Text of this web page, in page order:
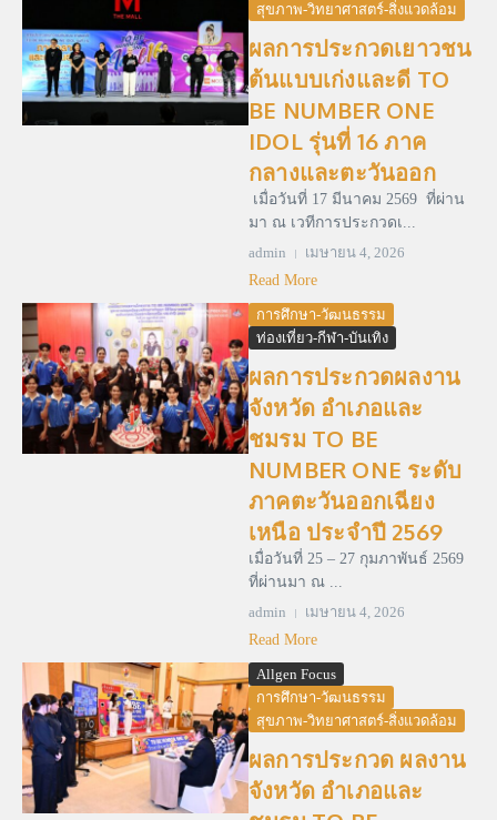
สุขภาพ-วิทยาศาสตร์-สิ่งแวดล้อม
ผลการประกวดเยาวชน
ต้นแบบเก่งและดี TO
BE NUMBER ONE
IDOL รุ่นที่ 16 ภาค
กลางและตะวันออก
เมื่อวันที่ 17 มีนาคม 2569 ที่ผ่าน
มา ณ เวทีการประกวดเ...
admin
เมษายน 4, 2026
Read More
การศึกษา-วัฒนธรรม
ท่องเที่ยว-กีฬา-บันเทิง
ผลการประกวดผลงาน
จังหวัด อำเภอและ
ชมรม TO BE
NUMBER ONE ระดับ
ภาคตะวันออกเฉียง
เหนือ ประจำปี 2569
เมื่อวันที่ 25 – 27 กุมภาพันธ์ 2569
ที่ผ่านมา ณ ...
admin
เมษายน 4, 2026
Read More
Allgen Focus
การศึกษา-วัฒนธรรม
สุขภาพ-วิทยาศาสตร์-สิ่งแวดล้อม
ผลการประกวด ผลงาน
จังหวัด อำเภอและ